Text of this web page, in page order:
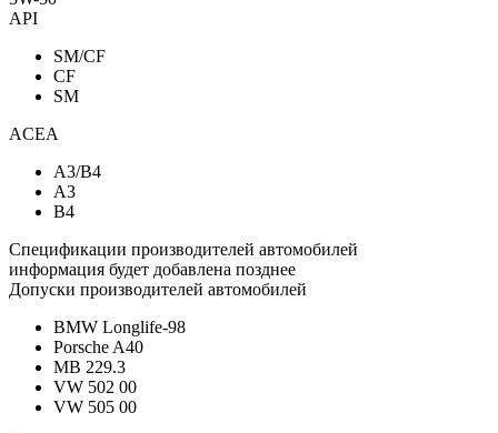
API
SM/CF
CF
SM
ACEA
A3/B4
A3
B4
Спецификации производителей автомобилей
информация будет добавлена позднее
Допуски производителей автомобилей
BMW Longlife-98
Porsche A40
MB 229.3
VW 502 00
VW 505 00